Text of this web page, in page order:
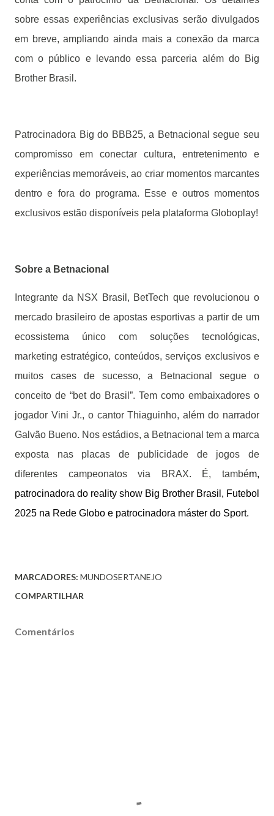
sobre essas experiências exclusivas serão divulgados
em breve, ampliando ainda mais a conexão da marca
com o público e levando essa parceria além do Big
Brother Brasil.
Patrocinadora Big do BBB25, a Betnacional segue seu
compromisso em conectar cultura, entretenimento e
experiências memoráveis, ao criar momentos marcantes
dentro e fora do programa. Esse e outros momentos
exclusivos estão disponíveis pela plataforma Globoplay!
Sobre a Betnacional
Integrante da NSX Brasil, BetTech que revolucionou o
mercado brasileiro de apostas esportivas a partir de um
ecossistema único com soluções tecnológicas,
marketing estratégico, conteúdos, serviços exclusivos e
muitos cases de sucesso, a Betnacional segue o
conceito de “bet do Brasil”. Tem como embaixadores o
jogador Vini Jr., o cantor Thiaguinho, além do narrador
Galvão Bueno. Nos estádios, a Betnacional tem a marca
exposta nas placas de publicidade de jogos de
diferentes campeonatos via BRAX. É, também,
patrocinadora do reality show Big Brother Brasil, Futebol
2025 na Rede Globo e patrocinadora máster do Sport.
MARCADORES: MUNDOSERTANEJO
COMPARTILHAR
Comentários